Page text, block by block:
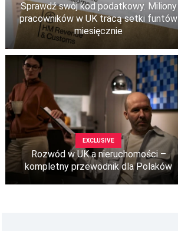
Sprawdź swój kod podatkowy. Miliony
pracowników w UK tracą setki funtów
miesięcznie
EXCLUSIVE
Rozwód w UK a nieruchomości –
kompletny przewodnik dla Polaków